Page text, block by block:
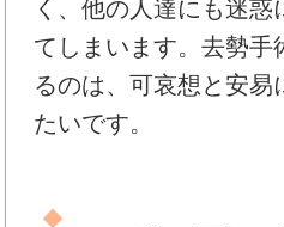
く、他の人達にも迷惑
てしまいます。去勢手
るのは、可哀想と安易
たいです。